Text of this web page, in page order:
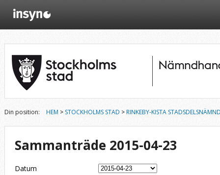
Din position: HEM > STOCKHOLMS STAD >RINKEBY-KISTA
Sammanträde 2015-04-23
Datum